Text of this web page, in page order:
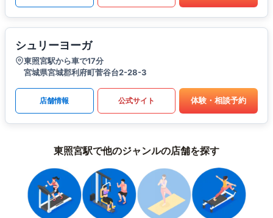
シュリーヨーガ
東照宮駅から車で17分
宮城県宮城郡利府町菅谷台2-28-3
店舗情報 公式サイト 体験・相談予約
東照宮駅で他のジャンルの店舗を探す